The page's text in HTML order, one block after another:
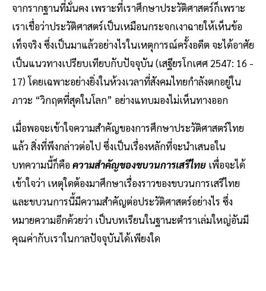
จากรากฐานที่มั่นคง เพราะที่เราศึกษาประวัติศาสตร์ก็เพราะ
เราเชื่อว่าประวัติศาสตร์เป็นเหมือนกระจกเงาฉายให้เห็นข้อ
เท็จจริง ซึ่งเป็นมาแล้วอย่างไรในเหตุการณ์ครั้งอดีต จะได้อาศัย
เป็นแนวทางเปรียบเทียบกับปัจจุบัน (เสฐียรโกเศศ 2547: 16 -
17) โดยเฉพาะอย่างยิ่งในห้วงเวลาที่สังคมไทยกำลังตกอยู่ใน
ภาวะ “วิกฤตที่สุดในโลก” อย่างแทบมองไม่เห็นทางออก
เมื่อพอจะเข้าใจความสำคัญของการศึกษาประวัติศาสตร์ไทย
แล้ว สิ่งที่พึงกล่าวต่อไป ซึ่งเป็นเรื่องหลักที่จะนำเสนอใน
บทความนี้ก็คือความสำคัญของขบวนการเสรีไทย เพื่อจะได้
เข้าใจว่า เหตุใดต้องมาศึกษาเรื่องราวของขบวนการเสรีไทย
และขบวนการนี้มีความสำคัญต่อประวัติศาสตร์อย่างไร ซึ่ง
หมายความอีกด้วยว่า เป็นบทเรียนในฐานะตำราเล่มใหญ่อันมี
คุณค่ากับเราในกาลปัจจุบันได้เพียงใด